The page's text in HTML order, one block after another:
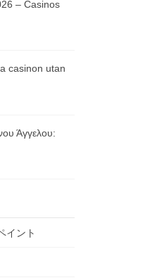
– Casinos
casinon utan
Άγγελου:
イント